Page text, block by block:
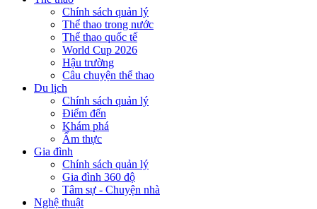
Chính sách quản lý
Thể thao trong nước
Thể thao quốc tế
World Cup 2026
Hậu trường
Câu chuyện thể thao
Du lịch
Chính sách quản lý
Điểm đến
Khám phá
Ẩm thực
Gia đình
Chính sách quản lý
Gia đình 360 độ
Tâm sự - Chuyện nhà
Nghệ thuật